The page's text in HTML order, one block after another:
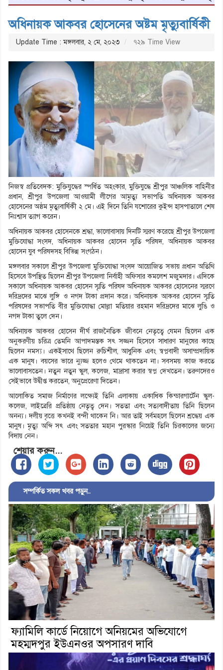
অধিনায়ক আকবর হোসেনের অষ্টম মৃত্যুবার্ষিকী
Update Time : মঙ্গলবার, ২ মে, ২০২৩ ৭২৯ Time View
নিজস্ব প্রতিবেদক: মুক্তিযুদ্ধের স্পর্ধিত অহংকার, মুক্তিযুদ্ধে শ্রীপুর আঞ্চলিক বাহিনীর
প্রধান, শ্রীপুর উপজেলা আওয়ামী লীগের আমৃত্যু সভাপতি অধিনায়ক আকবর
হোসেনের অষ্ঠম মৃত্যুবার্ষিকী ২ মে। এই দিনে তিনি যশোরের কুইন্স হাসপাতালে শেষ
নিঃশ্বাস ত্যাগ করেন।
অধিনায়ক আকবর হোসেনকে শ্রদ্ধা, ভালোবাসায় দিনটি স্মরণ করেছে শ্রীপুর উপজেলা
মুক্তিযোদ্ধা সংসদ, অধিনায়ক আকবর হোসেন স্মৃতি পরিষদ, অধিনায়ক আকবর
হোসেন যুব পরিষদসহ বিভিন্ন সংগঠন।
মঙ্গলবার সকালে শ্রীপুর উপজেলা মুক্তিযোদ্ধা সংসদ আয়োজিত সভায় প্রধান অতিথি
হিসেবে উপস্থিত ছিলেন শ্রীপুর উপজেলা নির্বাহী অফিসার কমলেশ মজুমদার। এদিকে
সকালে অধিনায়ক আকবর হোসেন স্মৃতি পরিষদ অধিনায়ক আকবর হোসেনের স্মরণে
দরিদ্রদের মাঝে লুঙ্গি ও নগদ টাকা প্রদান করে। অধিনায়ক আকবর হোসেন স্মৃতি
পরিষদের সভাপতি বীর মুক্তিযোদ্ধা মোল্লা মতিয়ার রহমান দরিদ্রদের মাঝে লুঙি ও
নগদ টাকা তুলে দেন।
অধিনায়ক আকবর হোসেন দীর্ঘ রাজনৈতিক জীবনে নেতৃত্বে যেমন ছিলেন এক
অনুকরণীয় চরিত্র তেমনি আপাদমস্তক সৎ সজ্জন হিসেবে সাধারণ মানুষের কাছে
ছিলেন নমস্য। একইসাথে ছিলেন রুচিশীল, আধুনিক এবং স্বপ্নবাদী অসাম্প্রদায়িক
এক মানুষ। বয়সের ভারে ন্যুজ্জ হলেও থেমে থাকতেন না। সবসময় কাজ করতে
ভালোবাসতেন। নতুন নতুন স্কুল, কলেজ, মাদ্রাসা করার স্বপ্ন দেখতেন। তরুণদেরও
সেইভাবে উদ্বীপ্ত করতেন, অনুপ্রেরেণা দিতেন।
আলোকিত সমাজ নির্মাণের লক্ষ্যেই তিনি এলাকায় একাধিক কিন্ডারগার্টেন স্কুল-
কলেজ, লাইব্রেরি প্রতিষ্ঠায় নেতৃত্ব দেন। সততা এবং সত্যবাদীতায় তিনি ছিলেন
অনন্য। দলীয় বৃত্তে কখনই বন্দী থাকেন নি। আর তাই সর্বমহলে ছিলেন শ্রদ্ধেয় এক
মানুষ। মৃত্যু অব্দি সৎ এবং সততার মহান পুরস্কার নিয়েই তিনি চিরকালের জন্যে
বিদায় নেন।
শেয়ার করুন...
সম্পর্কিত সকল খবর পড়ুন..
ফ্যামিলি কার্ডে নিয়োগে অনিয়মের অভিযোগে
মহম্মদপুর ইউএনওর অপসারণ দাবি